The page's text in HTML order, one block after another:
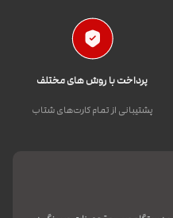
پرداخت با روش های مختلف
پشتیبانی از تمام کارت‌های شتاب